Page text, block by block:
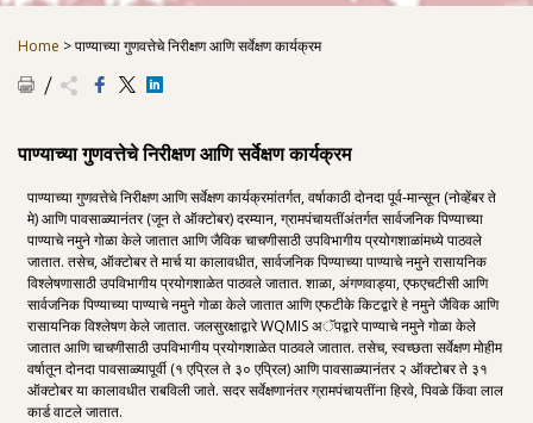
Home >पाण्याच्या गुणवत्तेचे निरीक्षण आणि सर्वेक्षण कार्यक्रम
पाण्याच्या गुणवत्तेचे निरीक्षण आणि सर्वेक्षण कार्यक्रम
पाण्याच्या गुणवत्तेचे निरीक्षण आणि सर्वेक्षण कार्यक्रमांतर्गत, वर्षाकाठी दोनदा पूर्व-मान्सून (नोव्हेंबर ते
मे) आणि पावसाळ्यानंतर (जून ते ऑक्टोबर) दरम्यान, ग्रामपंचायतींअंतर्गत सार्वजनिक पिण्याच्या
पाण्याचे नमुने गोळा केले जातात आणि जैविक चाचणीसाठी उपविभागीय प्रयोगशाळांमध्ये पाठवले
जातात. तसेच, ऑक्टोबर ते मार्च या कालावधीत, सार्वजनिक पिण्याच्या पाण्याचे नमुने रासायनिक
विश्लेषणासाठी उपविभागीय प्रयोगशाळेत पाठवले जातात. शाळा, अंगणवाड्या, एफएचटीसी आणि
सार्वजनिक पिण्याच्या पाण्याचे नमुने गोळा केले जातात आणि एफटीके किटद्वारे हे नमुने जैविक आणि
रासायनिक विश्लेषण केले जातात. जलसुरक्षाद्वारे WQMIS अॅपद्वारे पाण्याचे नमुने गोळा केले
जातात आणि चाचणीसाठी उपविभागीय प्रयोगशाळेत पाठवले जातात. तसेच, स्वच्छता सर्वेक्षण मोहीम
वर्षातून दोनदा पावसाळ्यापूर्वी (१ एप्रिल ते ३० एप्रिल) आणि पावसाळ्यानंतर २ ऑक्टोबर ते ३१
ऑक्टोबर या कालावधीत राबविली जाते. सदर सर्वेक्षणानंतर ग्रामपंचायतींना हिरवे, पिवळे किंवा लाल
कार्ड वाटले जातात.